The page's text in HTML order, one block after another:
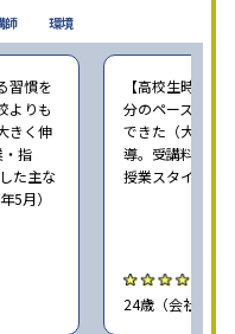
習慣を
よりも
きく伸
・指
た主な
5月）
【高校生時の通
分のペースで進
できた（大学受
導。受講料は月
授業スタイル：
24歳（会社員<
師 環境